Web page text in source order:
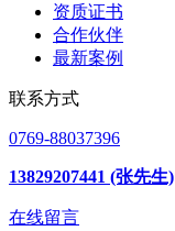
资质证书
合作伙伴
最新案例
联系方式
0769-88037396
13829207441 (张先生)
在线留言